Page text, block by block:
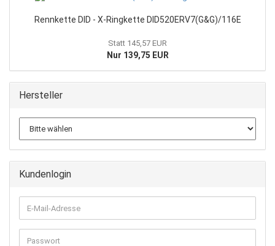
Rennkette DID - X-Ringkette DID520ERV7(G&G)/116E
Statt 145,57 EUR
Nur 139,75 EUR
Hersteller
Kundenlogin
E-
Mail-
Adresse
Passwort